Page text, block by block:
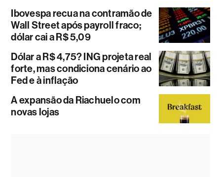
Ibovespa recua na contramão de
Wall Street após payroll fraco;
dólar cai a R$ 5,09
Dólar a R$ 4,75? ING projeta real
forte, mas condiciona cenário ao
Fed e à inflação
A expansão da Riachuelo com
novas lojas